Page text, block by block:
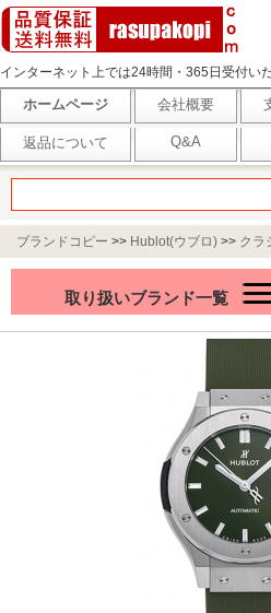
インターネット上では24時間・365日受付い
ホームページ 会社概要
返品について Q&A
ブランドコピー >> Hublot(ウブロ) >> クラ
取り扱いブランド一覧